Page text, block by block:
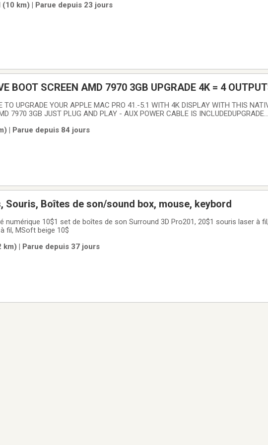
km) | Parue depuis 23 jours
BOOT SCREEN AMD 7970 3GB UPGRADE 4K = 4
TO UPGRADE YOUR APPLE MAC PRO 41.-5.1 WITH 4K DISPLAY WITH THIS
7970 3GB JUST PLUG AND PLAY - AUX POWER CABLE IS INCLUDEDUPGRADE
- 12.6.2 VENTURA 13 - 13.1 WINDOWS 10 WINDOWS 11
| Parue depuis 84 jours
Souris, Boîtes de son/sound box, mouse, keybord
numérique 10$1 set de boîtes de son Surround 3D Pro201, 20$1 souris laser à
fil, MSoft beige 10$
km) | Parue depuis 37 jours